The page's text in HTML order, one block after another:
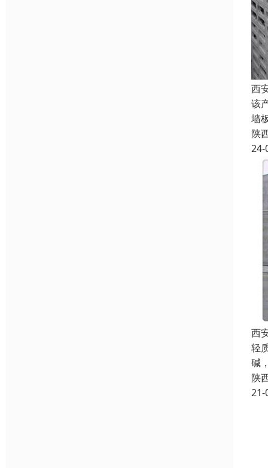
西
该
墙
陕
24-
西
轻
碱
陕
21-